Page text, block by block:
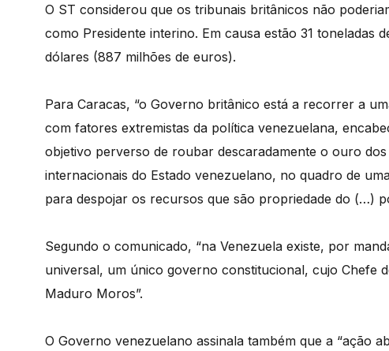
O ST considerou que os tribunais britânicos não
como Presidente interino. Em causa estão 31 toneladas
dólares (887 milhões de euros).
Para Caracas, “o Governo britânico está a recorrer a
com fatores extremistas da política venezuelana,
objetivo perverso de roubar descaradamente o ouro
internacionais do Estado venezuelano, no quadro de
para despojar os recursos que são propriedade do (…)
Segundo o comunicado, “na Venezuela existe, por
universal, um único governo constitucional, cujo Chefe
Maduro Moros”.
O Governo venezuelano assinala também que a “ação